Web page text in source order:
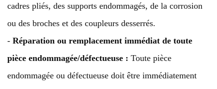
cadres pliés, des supports endommagés, de la corrosion
ou des broches et des coupleurs desserrés.
- Réparation ou remplacement immédiat de toute
pièce endommagée/défectueuse : Toute pièce
endommagée ou défectueuse doit être immédiatement